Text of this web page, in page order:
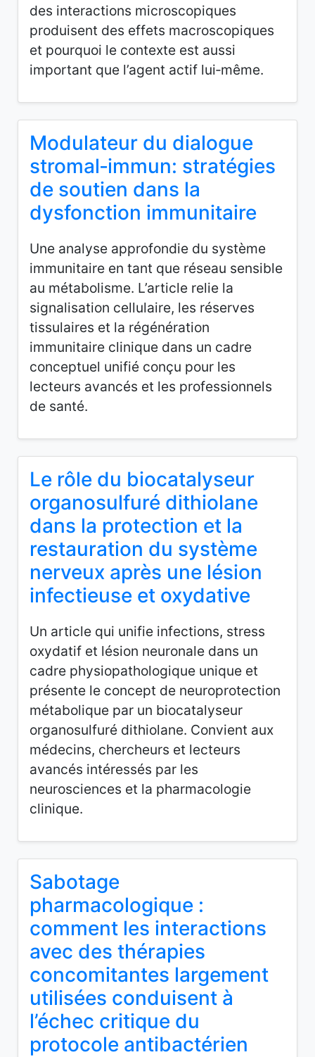
des interactions microscopiques
produisent des effets macroscopiques
et pourquoi le contexte est aussi
important que l’agent actif lui‑même.
Modulateur du dialogue
stromal‑immun: stratégies
de soutien dans la
dysfonction immunitaire
Une analyse approfondie du système
immunitaire en tant que réseau sensible
au métabolisme. L’article relie la
signalisation cellulaire, les réserves
tissulaires et la régénération
immunitaire clinique dans un cadre
conceptuel unifié conçu pour les
lecteurs avancés et les professionnels
de santé.
Le rôle du biocatalyseur
organosulfuré dithiolane
dans la protection et la
restauration du système
nerveux après une lésion
infectieuse et oxydative
Un article qui unifie infections, stress
oxydatif et lésion neuronale dans un
cadre physiopathologique unique et
présente le concept de neuroprotection
métabolique par un biocatalyseur
organosulfuré dithiolane. Convient aux
médecins, chercheurs et lecteurs
avancés intéressés par les
neurosciences et la pharmacologie
clinique.
Sabotage
pharmacologique :
comment les interactions
avec des thérapies
concomitantes largement
utilisées conduisent à
l’échec critique du
protocole antibactérien